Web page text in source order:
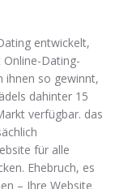
entwickelt,
Dating-
ihnen so gewinnt,
dahinter 15
verfügbar. das
für alle
Ehebruch, es
– Ihre Website